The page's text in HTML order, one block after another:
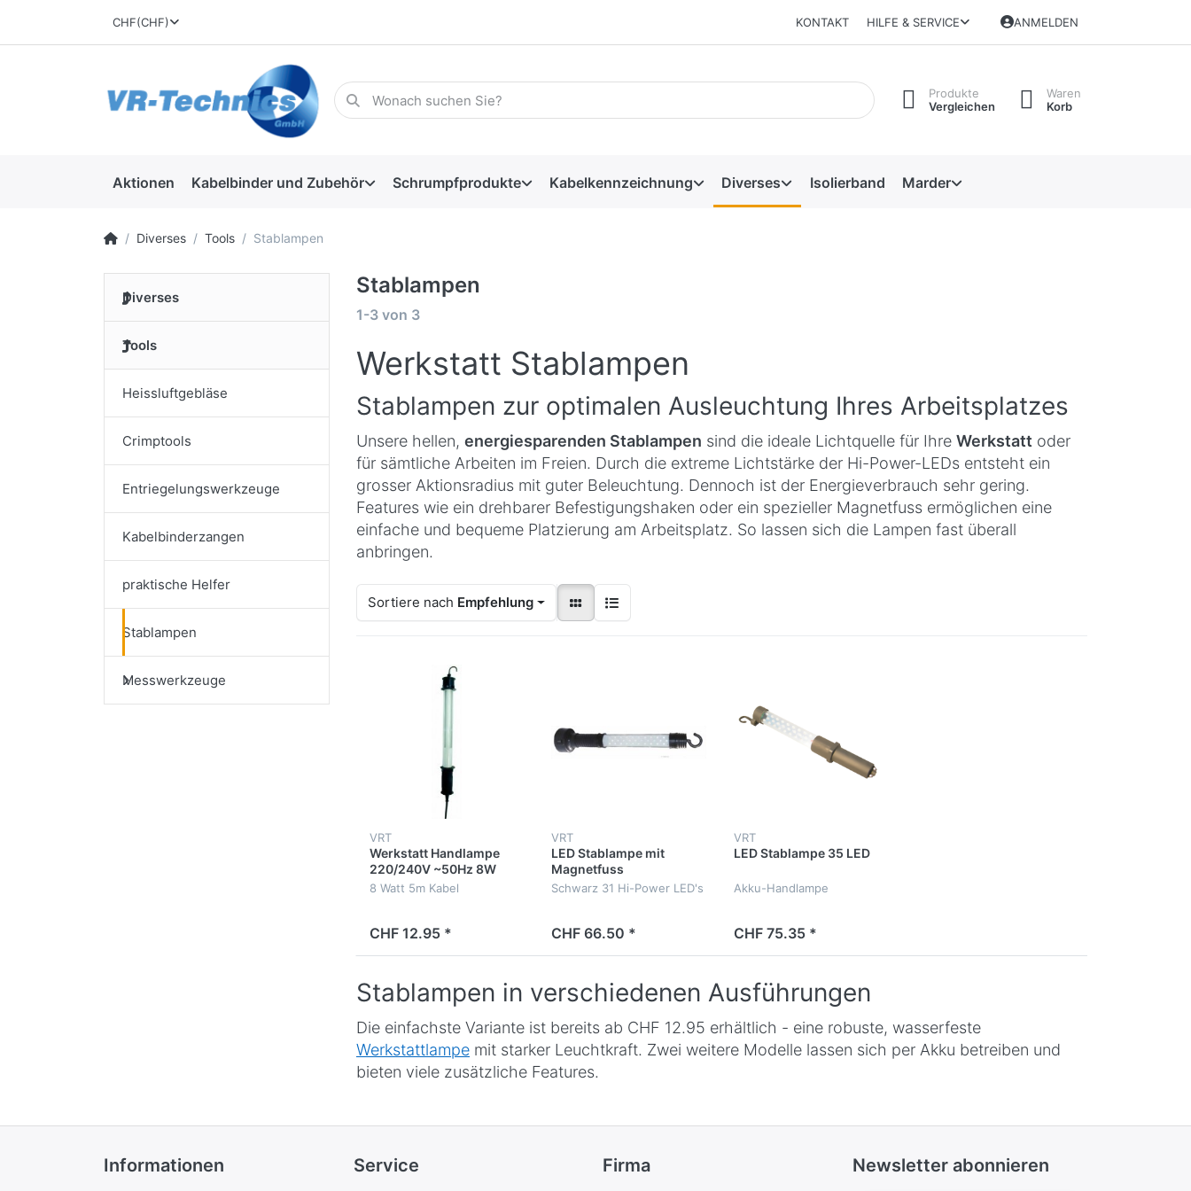
CHF(CHF) KONTAKT HILFE & SERVICE ANMELDEN
Produkte
Vergleichen
Waren
Korb
Aktionen Kabelbinder und Zubehör Schrumpfprodukte Kabelkennzeichnung Diverses Isolierband Marder
Diverses Tools Stablampen
Diverses
Tools
Heissluftgebläse
Crimptools
Entriegelungswerkzeuge
Kabelbinderzangen
praktische Helfer
Stablampen
Messwerkzeuge
Stablampen
1-3 von 3
Werkstatt Stablampen
Stablampen zur optimalen Ausleuchtung Ihres Arbeitsplatzes
Unsere hellen, energiesparenden Stablampen sind die ideale Lichtquelle für Ihre Werkstatt oder
für sämtliche Arbeiten im Freien. Durch die extreme Lichtstärke der Hi-Power-LEDs entsteht ein
grosser Aktionsradius mit guter Beleuchtung. Dennoch ist der Energieverbrauch sehr gering.
Features wie ein drehbarer Befestigungshaken oder ein spezieller Magnetfuss ermöglichen eine
einfache und bequeme Platzierung am Arbeitsplatz. So lassen sich die Lampen fast überall
anbringen.
Sortiere nach Empfehlung
VRT
Werkstatt Handlampe
220/240V ~50Hz 8W
8 Watt 5m Kabel
CHF 12.95 *
VRT
LED Stablampe mit
Magnetfuss
Schwarz 31 Hi-Power LED's
CHF 66.50 *
VRT
LED Stablampe 35 LED
Akku-Handlampe
CHF 75.35 *
Stablampen in verschiedenen Ausführungen
Die einfachste Variante ist bereits ab CHF 12.95 erhältlich - eine robuste, wasserfeste
Werkstattlampe mit starker Leuchtkraft. Zwei weitere Modelle lassen sich per Akku betreiben und
bieten viele zusätzliche Features.
Informationen Service Firma Newsletter abonnieren